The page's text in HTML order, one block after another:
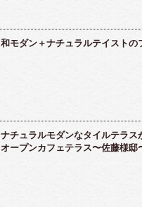
和モダン＋ナチュラルテイストの
ナチュラルモダンなタイルテラス
オープンカフェテラス〜佐藤様邸